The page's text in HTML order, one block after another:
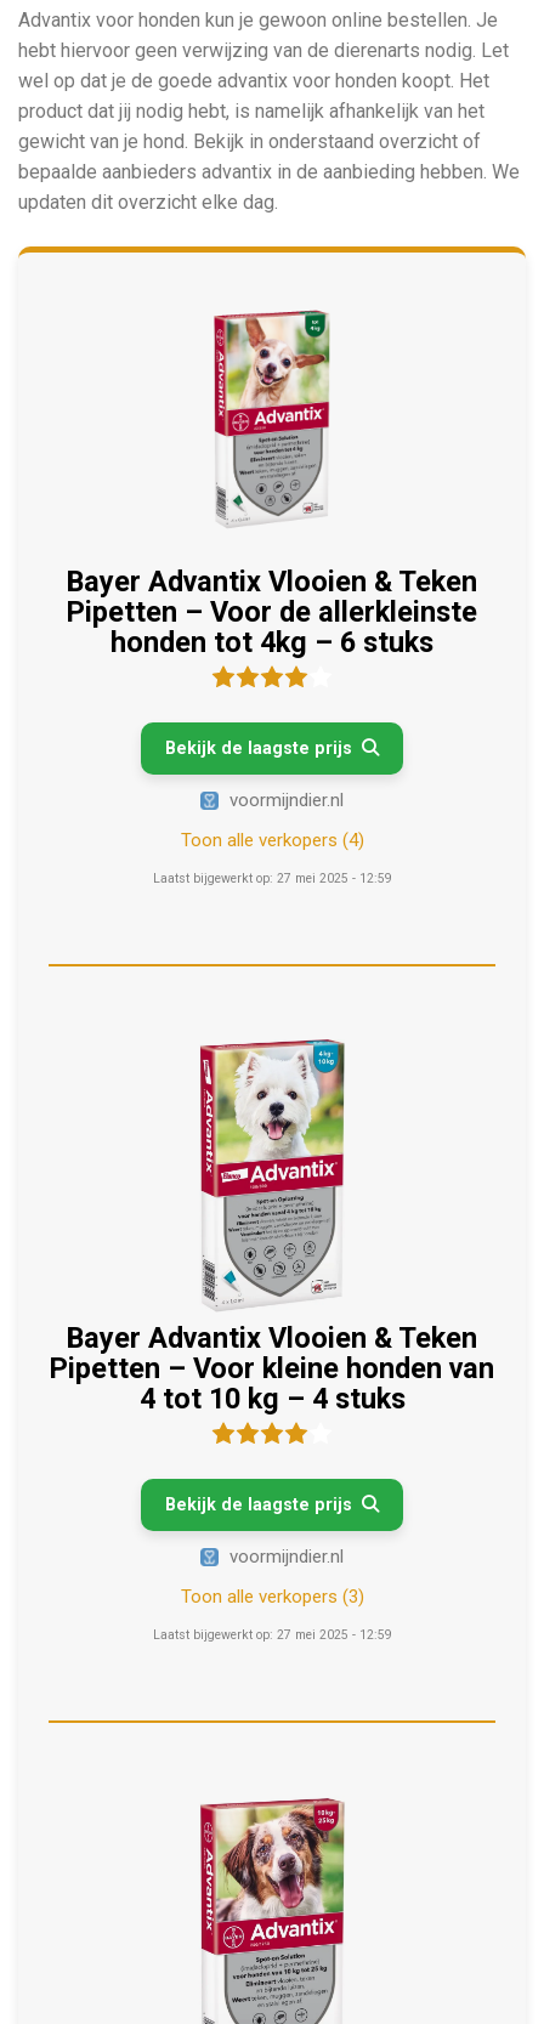
Advantix voor honden kun je gewoon online bestellen. Je
hebt hiervoor geen verwijzing van de dierenarts nodig. Let
wel op dat je de goede advantix voor honden koopt. Het
product dat jij nodig hebt, is namelijk afhankelijk van het
gewicht van je hond. Bekijk in onderstaand overzicht of
bepaalde aanbieders advantix in de aanbieding hebben. We
updaten dit overzicht elke dag.
Bayer Advantix Vlooien & Teken
Pipetten – Voor de allerkleinste
honden tot 4kg – 6 stuks
Bekijk de laagste prijs 
voormijndier.nl
Toon alle verkopers (4)
Laatst bijgewerkt op: 27 mei 2025 - 12:59
Bayer Advantix Vlooien & Teken
Pipetten – Voor kleine honden van
4 tot 10 kg – 4 stuks
Bekijk de laagste prijs 
voormijndier.nl
Toon alle verkopers (3)
Laatst bijgewerkt op: 27 mei 2025 - 12:59